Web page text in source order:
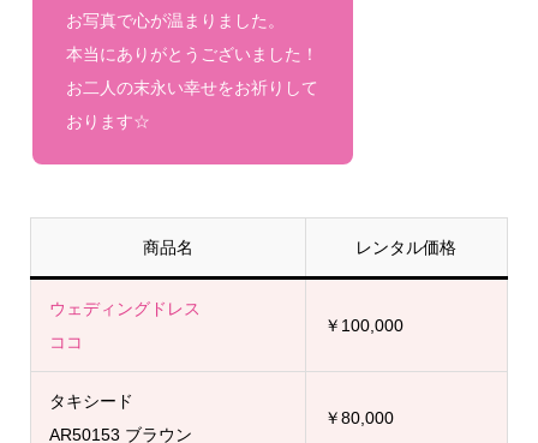
お写真で心が温まりました。
本当にありがとうございました！
お二人の末永い幸せをお祈りして
おります☆
商品名 レンタル価格
ウェディングドレス
ココ
￥100,000
タキシード
AR50153 ブラウン
￥80,000